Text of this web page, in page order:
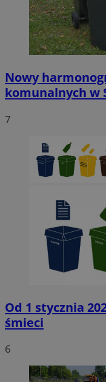
Nowy
komunalnych w
7
Od 1 stycznia
śmieci
6